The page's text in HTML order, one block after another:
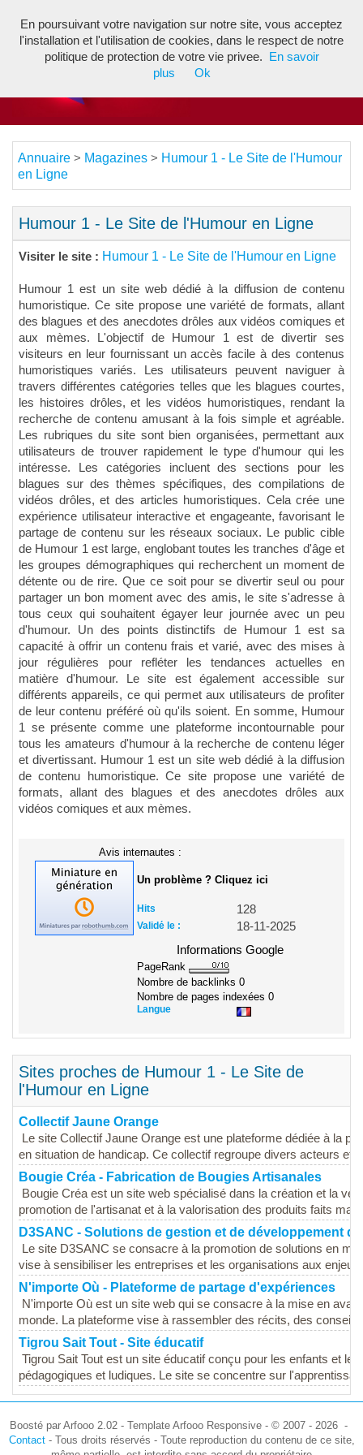
Annuaire > Magazines > Humour 1 - Le Site de l'Humour
en Ligne
Humour 1 - Le Site de l'Humour en Ligne
Visiter le site : Humour 1 - Le Site de l'Humour en Ligne
Humour 1 est un site web dédié à la diffusion de contenu
humoristique. Ce site propose une variété de formats, allant
des blagues et des anecdotes drôles aux vidéos comiques et
aux mèmes. L'objectif de Humour 1 est de divertir ses
visiteurs en leur fournissant un accès facile à des contenus
humoristiques variés. Les utilisateurs peuvent naviguer à
travers différentes catégories telles que les blagues courtes,
les histoires drôles, et les vidéos humoristiques, rendant la
recherche de contenu amusant à la fois simple et agréable.
Les rubriques du site sont bien organisées, permettant aux
utilisateurs de trouver rapidement le type d'humour qui les
intéresse. Les catégories incluent des sections pour les
blagues sur des thèmes spécifiques, des compilations de
vidéos drôles, et des articles humoristiques. Cela crée une
expérience utilisateur interactive et engageante, favorisant le
partage de contenu sur les réseaux sociaux. Le public cible
de Humour 1 est large, englobant toutes les tranches d'âge et
les groupes démographiques qui recherchent un moment de
détente ou de rire. Que ce soit pour se divertir seul ou pour
partager un bon moment avec des amis, le site s'adresse à
tous ceux qui souhaitent égayer leur journée avec un peu
d'humour. Un des points distinctifs de Humour 1 est sa
capacité à offrir un contenu frais et varié, avec des mises à
jour régulières pour refléter les tendances actuelles en
matière d'humour. Le site est également accessible sur
différents appareils, ce qui permet aux utilisateurs de profiter
de leur contenu préféré où qu'ils soient. En somme, Humour
1 se présente comme une plateforme incontournable pour
tous les amateurs d'humour à la recherche de contenu léger
et divertissant. Humour 1 est un site web dédié à la diffusion
de contenu humoristique. Ce site propose une variété de
formats, allant des blagues et des anecdotes drôles aux
vidéos comiques et aux mèmes.
Avis internautes :
Un problème ? Cliquez ici
Hits 128
Validé le :
18-11-2025
Informations Google
PageRank
Nombre de backlinks 0
Nombre de pages indexées 0
Langue
Sites proches de Humour 1 - Le Site de
l'Humour en Ligne
Collectif Jaune Orange
Le site Collectif Jaune Orange est une plateforme dédiée à la
en situation de handicap. Ce collectif regroupe divers acteurs et
Bougie Créa - Fabrication de Bougies Artisanales
Bougie Créa est un site web spécialisé dans la création et la
promotion de l'artisanat et à la valorisation des produits faits
D3SANC - Solutions de gestion et de développement
Le site D3SANC se consacre à la promotion de solutions en
vise à sensibiliser les entreprises et les organisations aux
N'importe Où - Plateforme de partage d'expériences
N'importe Où est un site web qui se consacre à la mise en
monde. La plateforme vise à rassembler des récits, des conseils
Tigrou Sait Tout - Site éducatif
Tigrou Sait Tout est un site éducatif conçu pour les enfants et
pédagogiques et ludiques. Le site se concentre sur
Boosté par Arfooo 2.02 - Template Arfooo Responsive - © 2007 - 2026 -
Contact- Tous droits réservés - Toute reproduction du contenu de ce site,
En poursuivant votre navigation sur notre site, vous acceptez
l'installation et l'utilisation de cookies, dans le respect de notre
politique de protection de votre vie privee.
En savoir
plus
Ok